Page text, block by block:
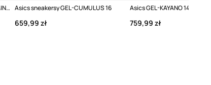
Asics sneakersy UB11-S GEL-DS TRAINER 14 Asics sneakersy GEL-CUMULUS 16
659,99 zł
Asics GEL-KAYANO 14
759,99 zł